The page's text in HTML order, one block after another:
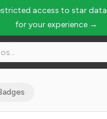
access to star
for your experience →
- 1.1k Stars · Global